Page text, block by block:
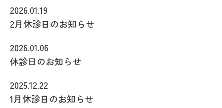
2026.01.19
2月休診日のお知らせ
2026.01.06
休診日のお知らせ
2025.12.22
1月休診日のお知らせ